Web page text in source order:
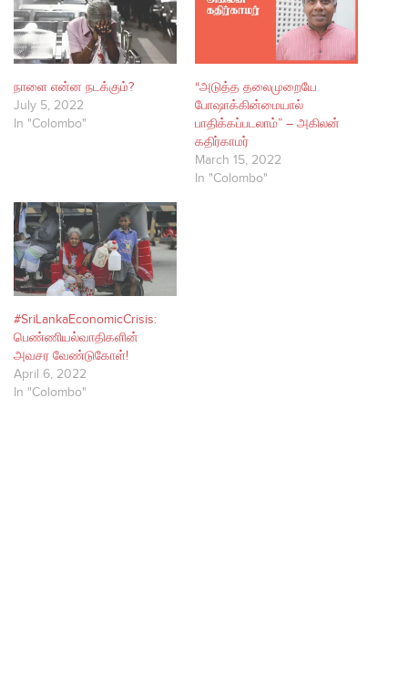
நாளை என்ன நடக்கும்?
July 5, 2022
In "Colombo"
“அடுத்த தலைமுறையே
போஷாக்கின்மையால்
பாதிக்கப்படலாம்” – அகிலன்
கதிர்காமர்
March 15, 2022
In "Colombo"
#SriLankaEconomicCrisis:
பெண்ணியல்வாதிகளின்
அவசர வேண்டுகோள்!
April 6, 2022
In "Colombo"